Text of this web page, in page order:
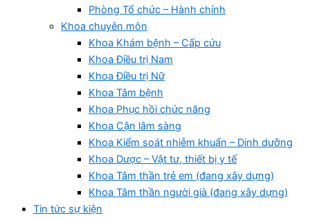
Phòng Tổ chức – Hành chính
Khoa chuyên môn
Khoa Khám bệnh – Cấp cứu
Khoa Điều trị Nam
Khoa Điều trị Nữ
Khoa Tâm bệnh
Khoa Phục hồi chức năng
Khoa Cận lâm sàng
Khoa Kiểm soát nhiễm khuẩn – Dinh dưỡng
Khoa Dược – Vật tư, thiết bị y tế
Khoa Tâm thần trẻ em (đang xây dựng)
Khoa Tâm thần người già (đang xây dựng)
Tin tức sự kiện